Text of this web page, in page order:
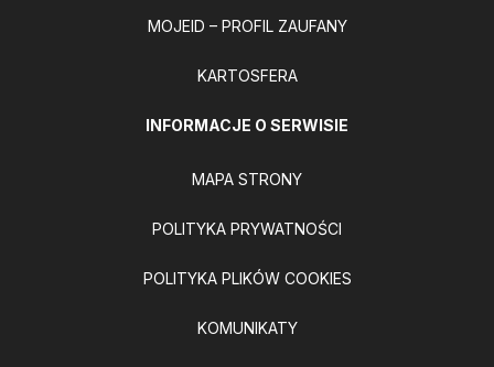
MOJEID – PROFIL ZAUFANY
KARTOSFERA
INFORMACJE O SERWISIE
MAPA STRONY
POLITYKA PRYWATNOŚCI
POLITYKA PLIKÓW COOKIES
KOMUNIKATY